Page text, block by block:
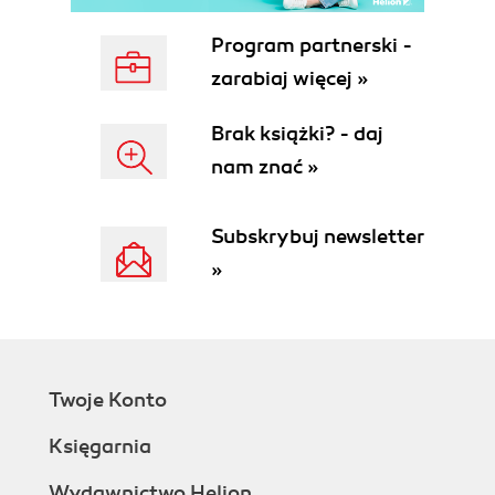
Podstawowa administracja powłoką (62)
Poruszanie się po systemie (62)
Sprawdzenie działających procesów (65)
Edycja plików (67)
Program rozruchowy GRUB (68)
Proces uruchamiania jądra (69)
Pliki konfiguracyjne sieci (85)
Program partnerski -
zarabiaj więcej »
Brak książki? - daj
nam znać »
Subskrybuj newsletter
»
Twoje Konto
Księgarnia